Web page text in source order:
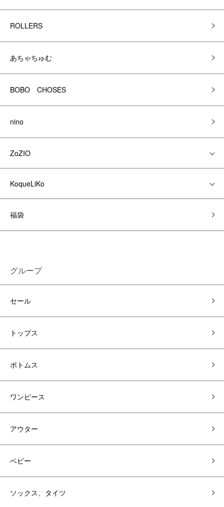
ROLLERS
あちゃちゅむ
BOBO CHOSES
nino
ZoZIO
KoqueLiKo
福袋
グループ
セール
トップス
ボトムス
ワンピース
アウター
ベビー
ソックス、タイツ